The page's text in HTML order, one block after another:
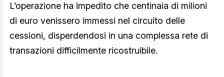
L’operazione ha impedito che centinaia di milioni
di euro venissero immessi nel circuito delle
cessioni, disperdendosi in una complessa rete di
transazioni difficilmente ricostruibile.